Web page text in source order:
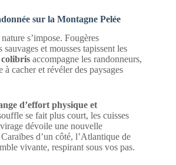
sur la Montagne Pelée
s’impose. Fougères
sauvages et mousses tapissent les
colibris accompagne les randonneurs,
cacher et révéler des paysages
d’effort physique et
se fait plus court, les cuisses
dévoile une nouvelle
d’un côté, l’Atlantique de
vivante, respirant sous vos pas.